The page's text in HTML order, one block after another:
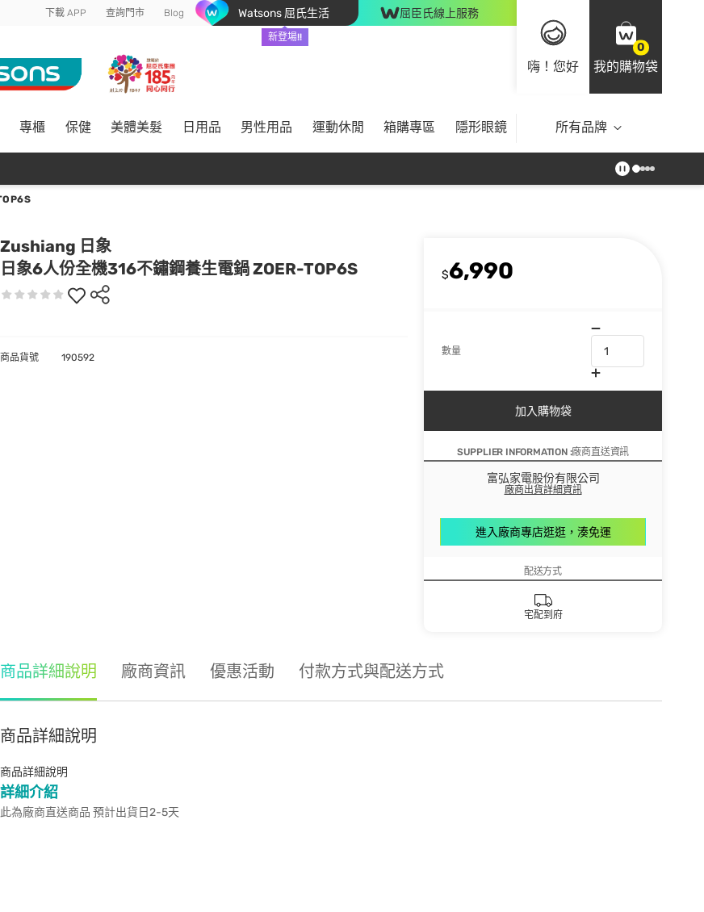
下載 APP 查詢門市 Blog Watsons 屈氏生活
新登場!!
屈臣氏線上服務
嗨！您好
0
我的購物袋
專櫃 保健 美體美髮 日用品 男性用品 運動休閒 箱購專區 隱形眼鏡 所有品牌
Zushiang 日象
日象6人份全機316不鏽鋼養生電鍋 ZOER-TOP6S
$6,990
數量
加入購物袋
SUPPLIER INFORMATION :廠商直送資訊
富弘家電股份有限公司
廠商出貨詳細資訊
進入廠商專店逛逛，湊免運
配送方式
宅配到府
商品貨號 190592
商品詳細說明 廠商資訊 優惠活動 付款方式與配送方式
商品詳細說明
商品詳細說明
詳細介紹
此為廠商直送商品 預計出貨日2-5天